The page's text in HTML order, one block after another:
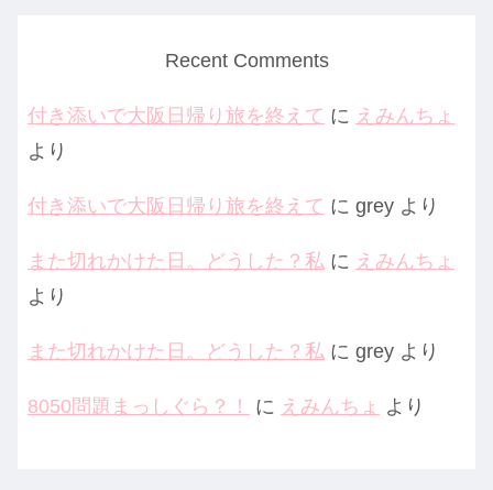
Recent Comments
付き添いで大阪日帰り旅を終えて に えみんちょ
より
付き添いで大阪日帰り旅を終えて に grey より
また切れかけた日。どうした？私 に えみんちょ
より
また切れかけた日。どうした？私 に grey より
8050問題まっしぐら？！ に えみんちょ より